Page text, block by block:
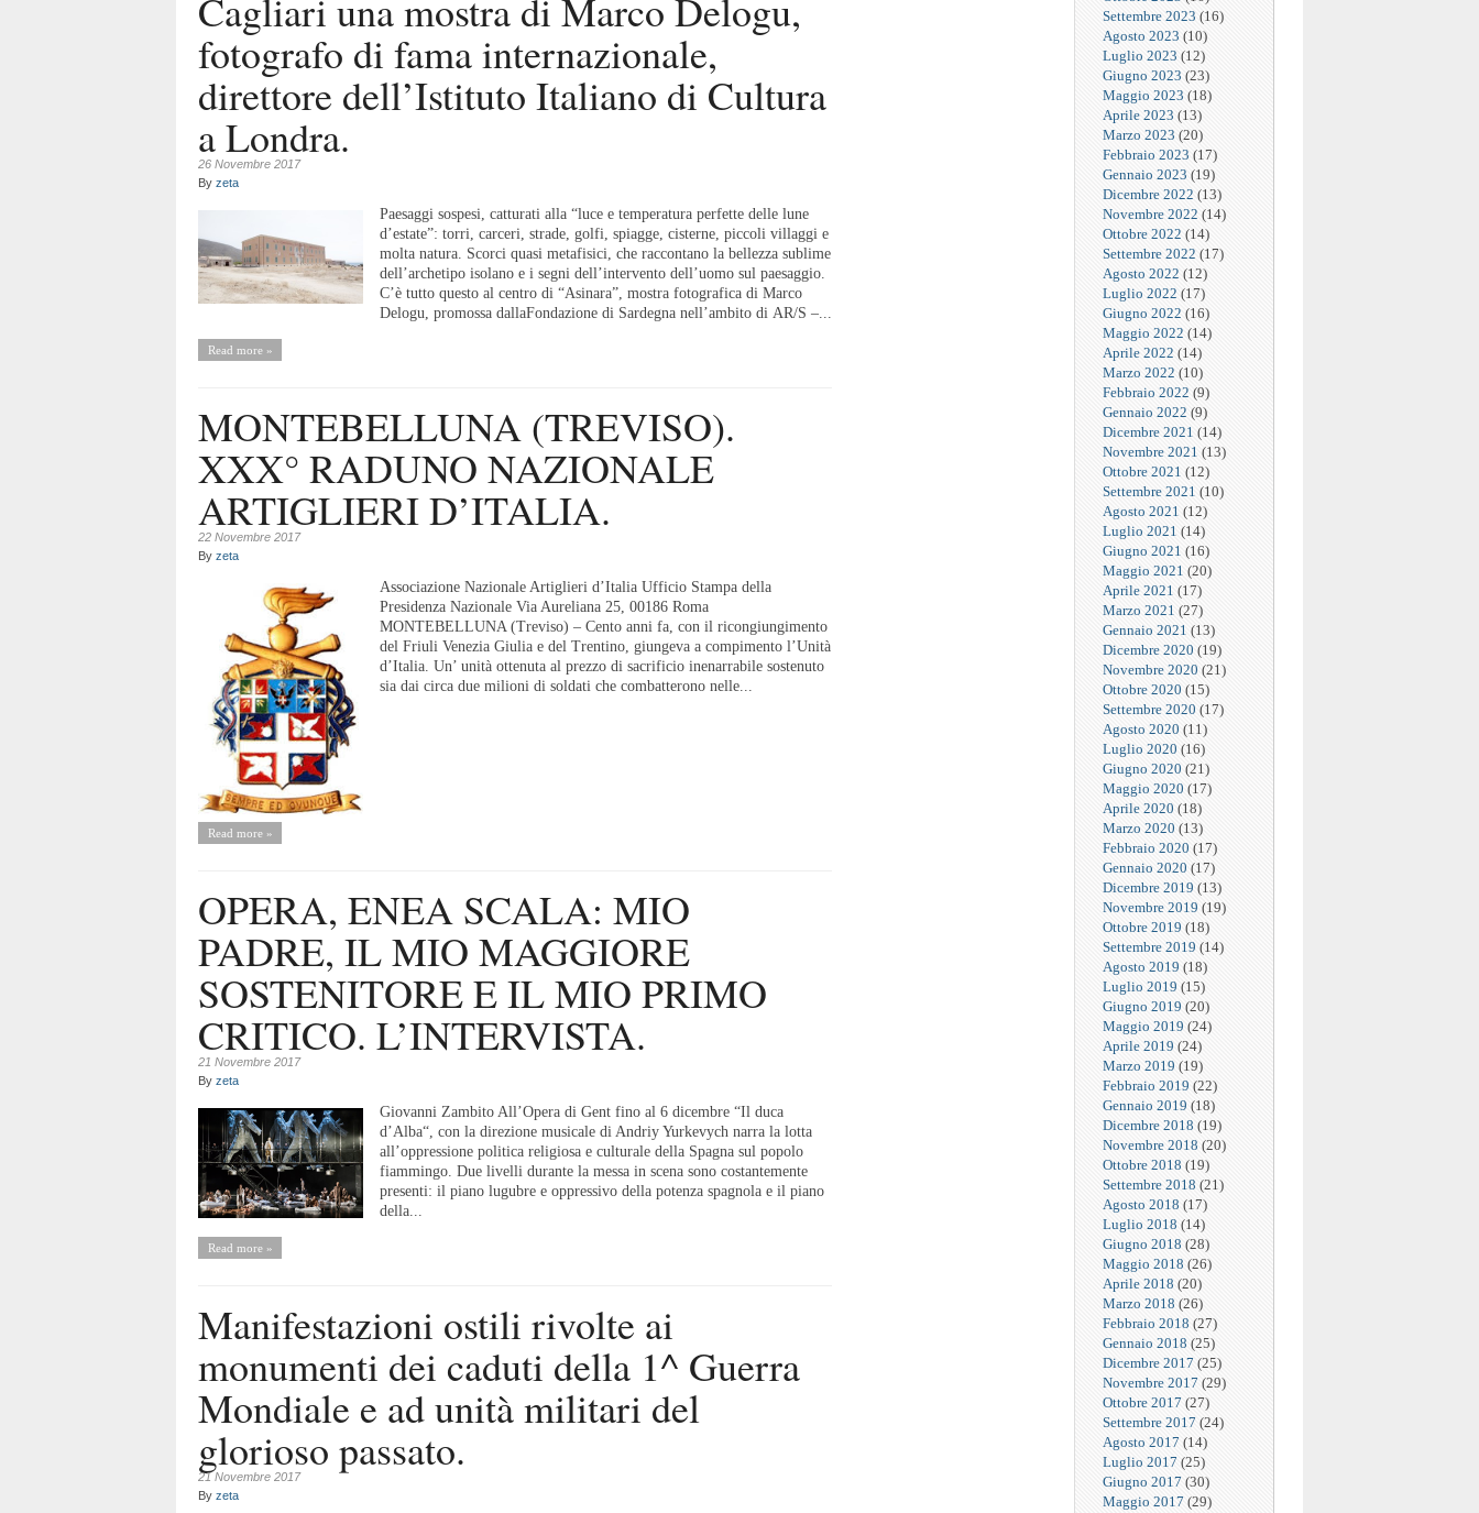
Cagliari una mostra di Marco Delogu,
fotografo di fama internazionale,
direttore dell’Istituto Italiano di Cultura
a Londra.
26 Novembre 2017
By zeta
Paesaggi sospesi, catturati alla “luce e temperatura perfette delle lune
d’estate”: torri, carceri, strade, golfi, spiagge, cisterne, piccoli villaggi e
molta natura. Scorci quasi metafisici, che raccontano la bellezza sublime
dell’archetipo isolano e i segni dell’intervento dell’uomo sul paesaggio.
C’è tutto questo al centro di “Asinara”, mostra fotografica di Marco
Delogu, promossa dallaFondazione di Sardegna nell’ambito di AR/S –...
Read more »
MONTEBELLUNA (TREVISO).
XXX° RADUNO NAZIONALE
ARTIGLIERI D’ITALIA.
22 Novembre 2017
By zeta
Associazione Nazionale Artiglieri d’Italia Ufficio Stampa della
Presidenza Nazionale Via Aureliana 25, 00186 Roma
MONTEBELLUNA (Treviso) – Cento anni fa, con il ricongiungimento
del Friuli Venezia Giulia e del Trentino, giungeva a compimento l’Unità
d’Italia. Un’ unità ottenuta al prezzo di sacrificio inenarrabile sostenuto
sia dai circa due milioni di soldati che combatterono nelle...
Read more »
OPERA, ENEA SCALA: MIO
PADRE, IL MIO MAGGIORE
SOSTENITORE E IL MIO PRIMO
CRITICO. L’INTERVISTA.
21 Novembre 2017
By zeta
Giovanni Zambito All’Opera di Gent fino al 6 dicembre “Il duca
d’Alba“, con la direzione musicale di Andriy Yurkevych narra la lotta
all’oppressione politica religiosa e culturale della Spagna sul popolo
fiammingo. Due livelli durante la messa in scena sono costantemente
presenti: il piano lugubre e oppressivo della potenza spagnola e il piano
della...
Read more »
Manifestazioni ostili rivolte ai
monumenti dei caduti della 1^ Guerra
Mondiale e ad unità militari del
glorioso passato.
21 Novembre 2017
By zeta
Settembre 2023 (16)
Agosto 2023 (10)
Luglio 2023 (12)
Giugno 2023 (23)
Maggio 2023 (18)
Aprile 2023 (13)
Marzo 2023 (20)
Febbraio 2023 (17)
Gennaio 2023 (19)
Dicembre 2022 (13)
Novembre 2022 (14)
Ottobre 2022 (14)
Settembre 2022 (17)
Agosto 2022 (12)
Luglio 2022 (17)
Giugno 2022 (16)
Maggio 2022 (14)
Aprile 2022 (14)
Marzo 2022 (10)
Febbraio 2022 (9)
Gennaio 2022 (9)
Dicembre 2021 (14)
Novembre 2021 (13)
Ottobre 2021 (12)
Settembre 2021 (10)
Agosto 2021 (12)
Luglio 2021 (14)
Giugno 2021 (16)
Maggio 2021 (20)
Aprile 2021 (17)
Marzo 2021 (27)
Gennaio 2021 (13)
Dicembre 2020 (19)
Novembre 2020 (21)
Ottobre 2020 (15)
Settembre 2020 (17)
Agosto 2020 (11)
Luglio 2020 (16)
Giugno 2020 (21)
Maggio 2020 (17)
Aprile 2020 (18)
Marzo 2020 (13)
Febbraio 2020 (17)
Gennaio 2020 (17)
Dicembre 2019 (13)
Novembre 2019 (19)
Ottobre 2019 (18)
Settembre 2019 (14)
Agosto 2019 (18)
Luglio 2019 (15)
Giugno 2019 (20)
Maggio 2019 (24)
Aprile 2019 (24)
Marzo 2019 (19)
Febbraio 2019 (22)
Gennaio 2019 (18)
Dicembre 2018 (19)
Novembre 2018 (20)
Ottobre 2018 (19)
Settembre 2018 (21)
Agosto 2018 (17)
Luglio 2018 (14)
Giugno 2018 (28)
Maggio 2018 (26)
Aprile 2018 (20)
Marzo 2018 (26)
Febbraio 2018 (27)
Gennaio 2018 (25)
Dicembre 2017 (25)
Novembre 2017 (29)
Ottobre 2017 (27)
Settembre 2017 (24)
Agosto 2017 (14)
Luglio 2017 (25)
Giugno 2017 (30)
Maggio 2017 (29)